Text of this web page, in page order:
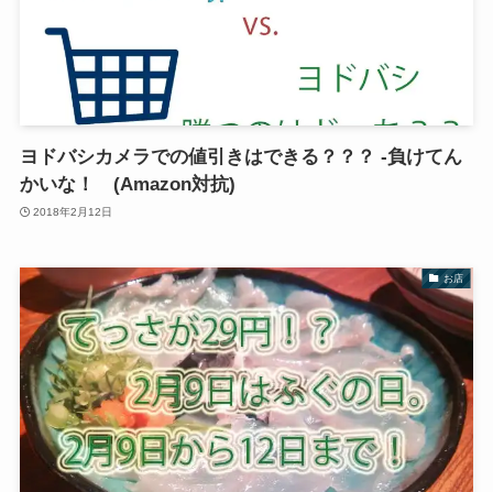
ヨドバシカメラでの値引きはできる？？？ -負けてん
かいな！ (Amazon対抗)
2018年2月12日
お店